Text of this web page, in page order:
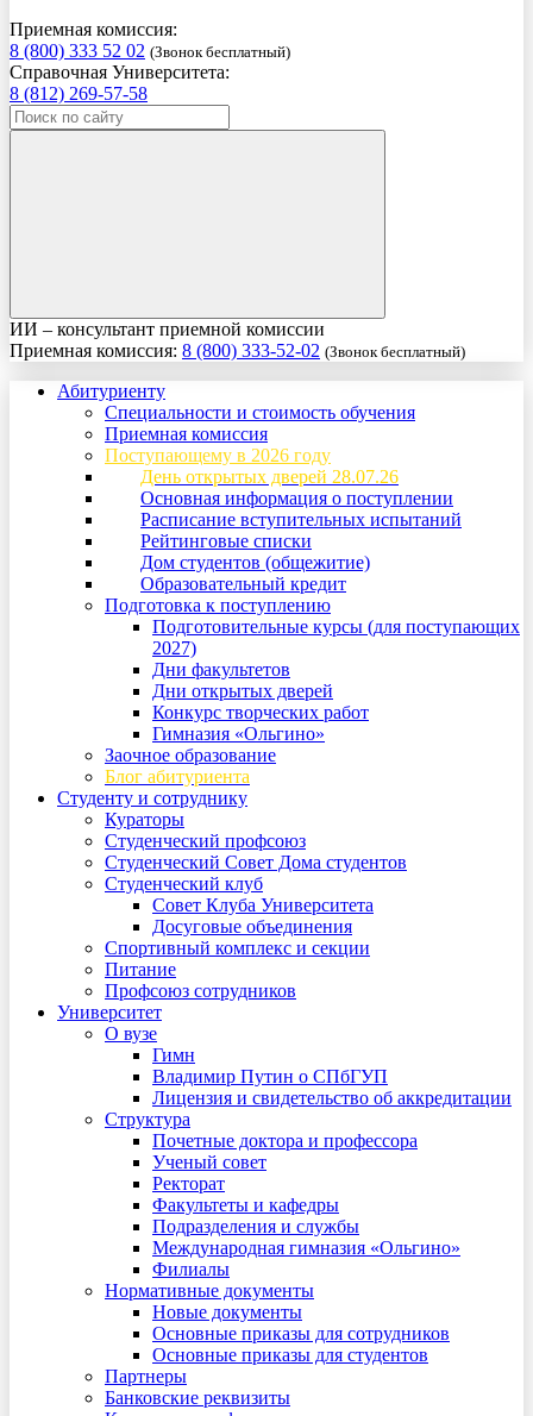
Приемная комиссия:
8 (800) 333 52 02 (Звонок бесплатный)
Справочная Университета:
8 (812) 269-57-58
ИИ – консультант приемной комиссии
Приемная комиссия: 8 (800) 333-52-02 (Звонок бесплатный)
Абитуриенту
Специальности и стоимость обучения
Приемная комиссия
Поступающему в 2026 году
День открытых дверей 28.07.26
Основная информация о поступлении
Расписание вступительных испытаний
Рейтинговые списки
Дом студентов (общежитие)
Образовательный кредит
Подготовка к поступлению
Подготовительные курсы (для поступающих
2027)
Дни факультетов
Дни открытых дверей
Конкурс творческих работ
Гимназия «Ольгино»
Заочное образование
Блог абитуриента
Студенту и сотруднику
Кураторы
Студенческий профсоюз
Студенческий Совет Дома студентов
Студенческий клуб
Совет Клуба Университета
Досуговые объединения
Спортивный комплекс и секции
Питание
Профсоюз сотрудников
Университет
О вузе
Гимн
Владимир Путин о СПбГУП
Лицензия и свидетельство об аккредитации
Структура
Почетные доктора и профессора
Ученый совет
Ректорат
Факультеты и кафедры
Подразделения и службы
Международная гимназия «Ольгино»
Филиалы
Нормативные документы
Новые документы
Основные приказы для сотрудников
Основные приказы для студентов
Партнеры
Банковские реквизиты